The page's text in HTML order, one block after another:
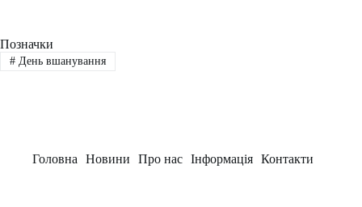
Позначки
#День вшанування
Головна Новини Про нас Інформація Контакти